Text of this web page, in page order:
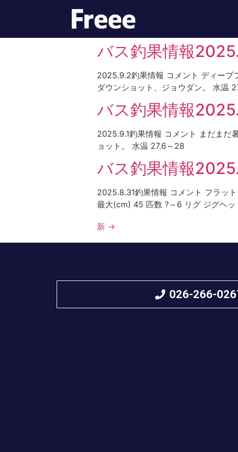
バス釣果情報
2025.9.2釣果情報 コメント ディープ
ダウンショット、ジョウダン。 水温
バス釣果情報
2025.9.1釣果情報 コメント まだま
ョット。 水温 27.6～28
バス釣果情報
2025.8.31釣果情報 コメント フラッ
最大(cm) 45 匹数 ?～6 リグ ジグヘ
新 →
026-266-